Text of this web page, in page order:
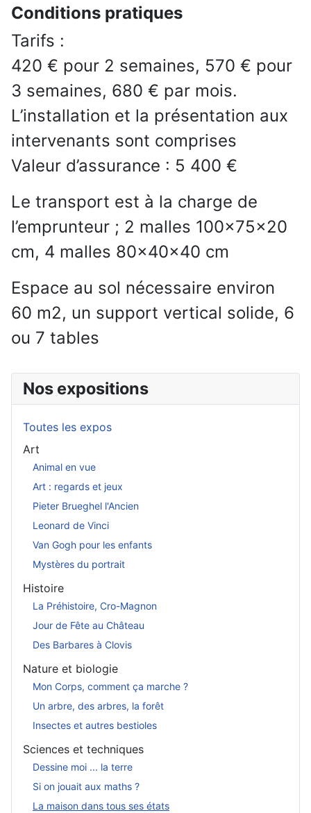
Nos expositions
Toutes les expos
Art
Animal en vue
Art : regards et jeux
Pieter Brueghel l'Ancien
Leonard de Vinci
Van Gogh pour les enfants
Mystères du portrait
Histoire
La Préhistoire, Cro-Magnon
Jour de Fête au Château
Des Barbares à Clovis
Nature et biologie
Mon Corps, comment ça marche ?
Un arbre, des arbres, la forêt
Insectes et autres bestioles
Sciences et techniques
Dessine moi ... la terre
Si on jouait aux maths ?
La maison dans tous ses états
Conditions pratiques
Tarifs :
420 € pour 2 semaines, 570 € pour
3 semaines, 680 € par mois.
L’installation et la présentation aux
intervenants sont comprises
Valeur d’assurance : 5 400 €
Le transport est à la charge de
l’emprunteur ; 2 malles 100x75x20
cm, 4 malles 80x40x40 cm
Espace au sol nécessaire environ
60 m2, un support vertical solide, 6
ou 7 tables